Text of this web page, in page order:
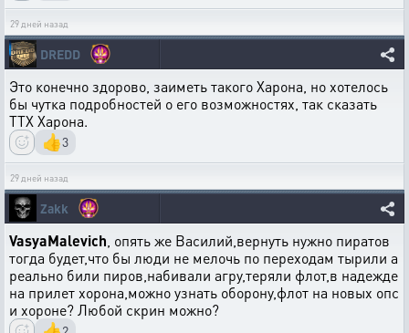
29 дней назад
DREDD
Это конечно здорово, заиметь такого Харона, но хотелось
бы чутка подробностей о его возможностях, так сказать
ТТХ Харона.
👍3
29 дней назад
Zakk
VasyaMalevich , опять же Василий,вернуть нужно пиратов
тогда будет,что бы люди не мелочь по переходам тырили а
реально били пиров,набивали агру,теряли флот,в надежде
на прилет хорона,можно узнать оборону,флот на новых опс
и хороне? Любой скрин можно?